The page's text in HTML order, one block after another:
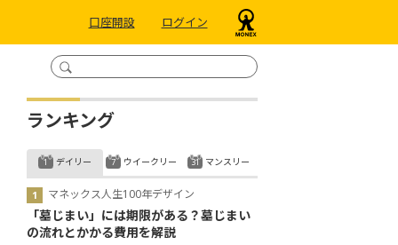
口座開設 ログイン
ランキング
デイリー
マネックス人生100年デザイン
「墓じまい」には期限がある？墓じまい
の流れとかかる費用を解説
ウイークリー マンスリー